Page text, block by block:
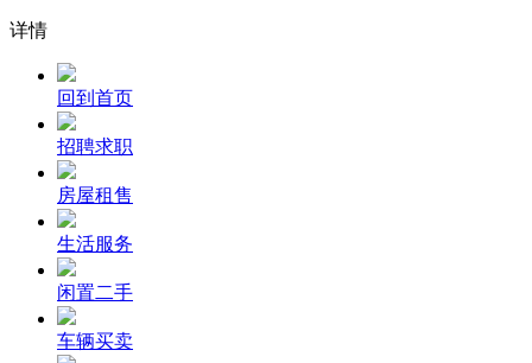
详情
回到首页
招聘求职
房屋租售
生活服务
闲置二手
车辆买卖